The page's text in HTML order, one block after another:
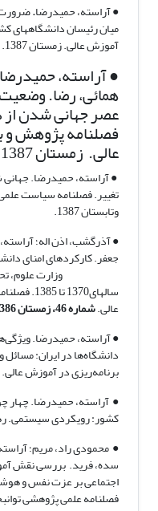
● آراسته، حمیدرضا.
میان رئیسان دانشگاههای
آموزش عالی. زمستان 1387.
● آراسته،
همائی، رضا.
عصر جهانی شدن از
فصلنامه پژوهش و
عالی. زمستان 1387
● آراسته، حمیدرضا.
وتابستان 1387.
● آذرگشب، اذن اله؛
جعفر. کارکردهای امنای
وزارت علوم،
عالی.شماره 46، زمستان 1386
● آراسته، حمیدرضا.
دانشگاه‌ها در ایران:
برنامه‌ریزی در آموزش عالی. شماره 45 ،
● آراسته، حمیدرضا. چهار
کشور: رویکردی سیستمی. رهیافت.
● محمودی راد، مریم؛
سده، فرید. بررسی نقش
اجتماعی بر عزت نفس و
فصلنامه علمی پژوهشی توانبخشی. شماره